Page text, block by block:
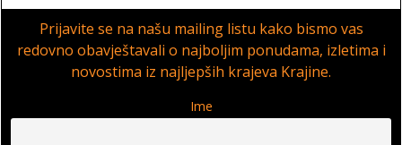
Prijavite se na našu mailing listu kako bismo vas
redovno obavještavali o najboljim ponudama, izletima i
novostima iz najljepših krajeva Krajine.
Ime